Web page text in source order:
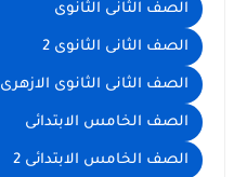
الصف الثانى الثانوى
الصف الثانى الثانوى 2
الصف الثانى الثانوى الازهرى
الصف الخامس الابتدائى
الصف الخامس الابتدائى 2